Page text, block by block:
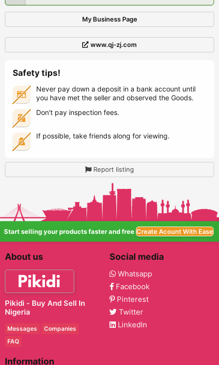
My Business Page
www.qj-zj.com
Safety tips!
Never pay down a deposit in a bank account until
you have met the seller and observed the Goods.
Don't pay inspection fees.
If possible, take friends along for viewing.
Report listing
Start selling your products faster and free Create Acount With Ease
About us
Pikidi - Buy And Sell In
Nigeria
Messages
Companies
FAQ
Social media
Whatsapp
Facebook
Pinterest
Twitter
LinkedIn
Information